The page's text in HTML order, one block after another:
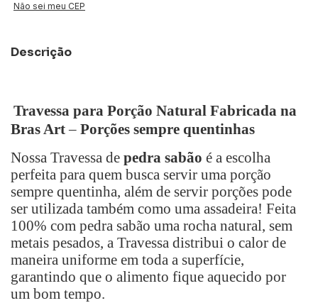
Não sei meu CEP
Descrição
Travessa para Porção Natural Fabricada na
Bras Art– Porções sempre quentinhas
Nossa Travessa de pedra sabão é a escolha
perfeita para quem busca servir uma porção
sempre quentinha, além de servir porções pode
ser utilizada também como uma assadeira! Feita
100% com pedra sabão uma rocha natural, sem
metais pesados, a Travessa distribui o calor de
maneira uniforme em toda a superfície,
garantindo que o alimento fique aquecido por
um bom tempo.